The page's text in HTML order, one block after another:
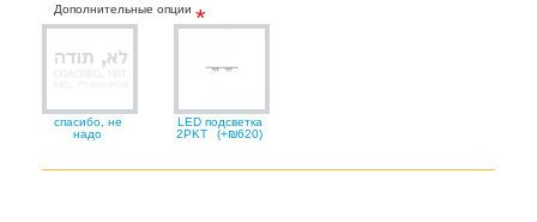
Дополнительные опции
спасибо, не
надо
LED подсветка
2PKT
(+₪620)